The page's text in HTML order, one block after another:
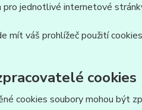
jednotlivé internetové
mít váš prohlížeč použití
cookies
cookies soubory mohou být